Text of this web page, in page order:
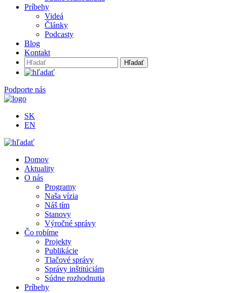
Príbehy
Videá
Články
Podcasty
Blog
Kontakt
Hľadať:
Podporte nás
SK
EN
Domov
Aktuality
O nás
Programy
Naša vízia
Náš tím
Stanovy
Výročné správy
Čo robíme
Projekty
Publikácie
Tlačové správy
Správy inštitúciám
Súdne rozhodnutia
Príbehy